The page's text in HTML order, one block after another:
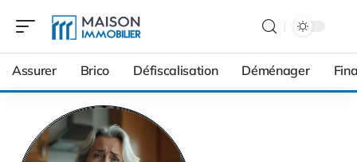
Assurer Brico Défiscalisation Déménager